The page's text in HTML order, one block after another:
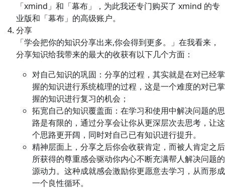
「xmind」和「幕布」，为此我还专门购买了 xmind 的专
业版和「幕布」的高级账户。
分享
「学会把你的知识分享出来,你会得到更多。」在我看来，
分享知识给我带来的最大的收获有以下几个方面：
对自己知识的巩固：分享的过程，其实就是在对已经掌
握的知识进行系统梳理的过程，这是一个难度的对已掌
握的知识进行复习的机会；
拓宽自己的知识覆盖面：在学习和使用中解决问题的思
路是有限的，通过分享会让你从更深层次去思考，让这
个思路更开阔，同时对自己已有知识进行提升。
精神层面上，分享之后你会收获肯定，而被人肯定之后
所获得的尊重感会驱动你内心不断充满帮人解决问题的
源动力。这种成就感会激励你更愿意去学习，从而形成
一个良性循环。